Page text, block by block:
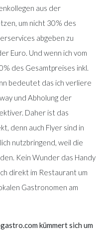
aus der
um nicht 30% des
abgeben zu
Euro. Und wenn ich vom
des Gesamtpreises inkl.
bedeutet das ich verliere
und Abholung der
Daher ist das
denn auch Flyer sind in
nutzbringend, weil die
Kein Wunder das Handy
direkt im Restaurant um
Gastronomen am
kümmert sich um